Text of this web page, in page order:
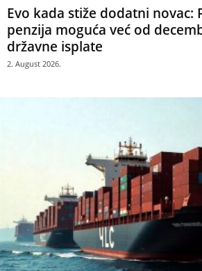
Evo kada stiže dodatni novac:
penzija moguća već od
državne isplate
2. August 2026.